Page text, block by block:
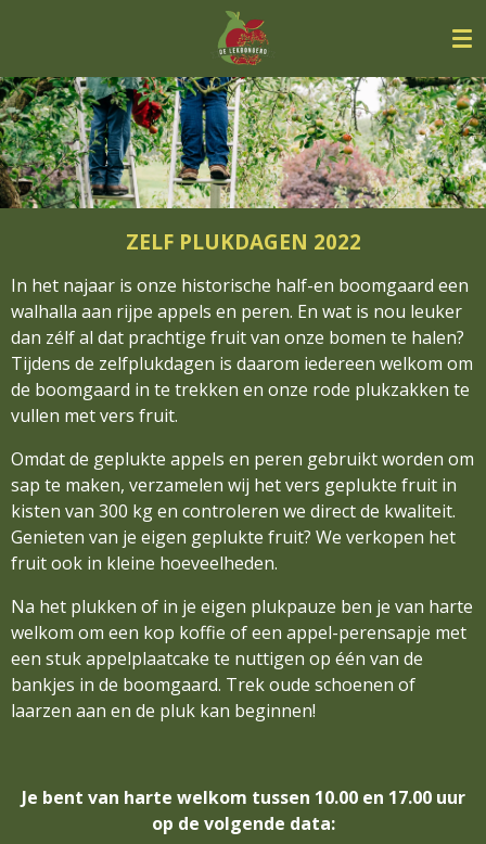
naar
de
hoofdinhoud
ZELF PLUKDAGEN 2022
In het najaar is onze historische half-en boomgaard een
walhalla aan rijpe appels en peren. En wat is nou leuker
dan zélf al dat prachtige fruit van onze bomen te halen?
Tijdens de zelfplukdagen is daarom iedereen welkom om
de boomgaard in te trekken en onze rode plukzakken te
vullen met vers fruit.
Omdat de geplukte appels en peren gebruikt worden om
sap te maken, verzamelen wij het vers geplukte fruit in
kisten van 300 kg en controleren we direct de kwaliteit.
Genieten van je eigen geplukte fruit? We verkopen het
fruit ook in kleine hoeveelheden.
Na het plukken of in je eigen plukpauze ben je van harte
welkom om een kop koffie of een appel-perensapje met
een stuk appelplaatcake te nuttigen op één van de
bankjes in de boomgaard. Trek oude schoenen of
laarzen aan en de pluk kan beginnen!
Je bent van harte welkom tussen 10.00 en 17.00 uur
op de volgende data: